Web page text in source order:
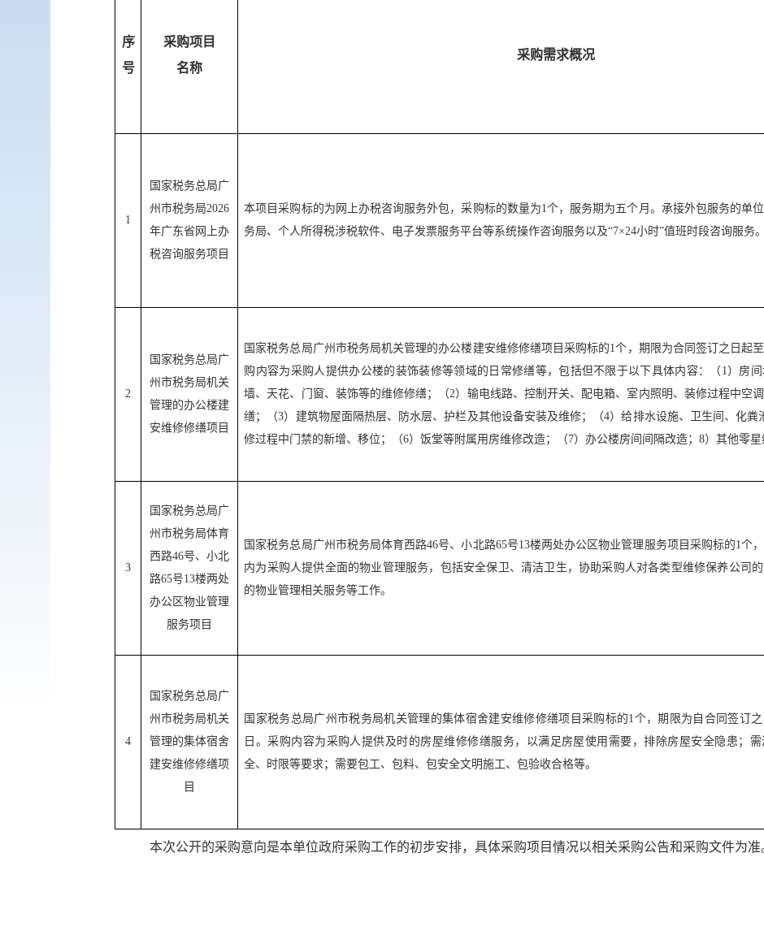
序
号
采购项目
名称
采购需求概况
1
国家税务总局广
州市税务局2026
年广东省网上办
税咨询服务项目
本项目采购标的为网上办税咨询服务外包，采购标的数量为1 个，服务期为五个月。承接外包服务的单
务局、个人所得税涉税软件、电子发票服务平台等系统操作咨询服务以及“7×24小时”值班时段咨询服务。
2
国家税务总局广
州市税务局机关
管理的办公楼建
安维修修缮项目
国家税务总局广州市税务局机关管理的办公楼建安维修修缮项目采购标的1个， 期限为合同签订之日起至
购内容为采购人提供办公楼的装饰装修等领域的日常修缮等，包括但不限于以下具体内容：（ 1 ）房
墙、天花、门窗、装饰等的维修修缮；（2）输电线路、控制开关、配电箱、室内照明、装修过程中空
缮；（3）建筑物屋面隔热层、防水层、护栏及其他设备安装及维修；（4）给排水设施、卫生间、化粪
修过程中门禁的新增、移位；（6）饭堂等附属用房维修改造；（7）办公楼房间间隔改造；8）其他零星
3
国家税务总局广
州市税务局体育
西路46号、小北
路65号13楼两处
办公区物业管理
服务项目
国家税务总局广州市税务局体育西路46号、小北路65号13楼两处办公区物业管理服务项目采购标的1个
内为采购人提供全面的物业管理服务，包括安全保卫、清洁卫生，协助采购人对各类型维修保养公司
的物业管理相关服务等工作。
4
国家税务总局广
州市税务局机关
管理的集体宿舍
建安维修修缮项
目
国家税务总局广州市税务局机关管理的集体宿舍建安维修修缮项目采购标的1 个，期限为自合同签订
日。采购内容为采购人提供及时的房屋维修修缮服务，以满足房屋使用需要，排除房屋安全隐患；
全、时限等要求；需要包工、包料、包安全文明施工、包验收合格等。
本次公开的采购意向是本单位政府采购工作的初步安排，具体采购项目情况以相关采购公告和采购文件为准